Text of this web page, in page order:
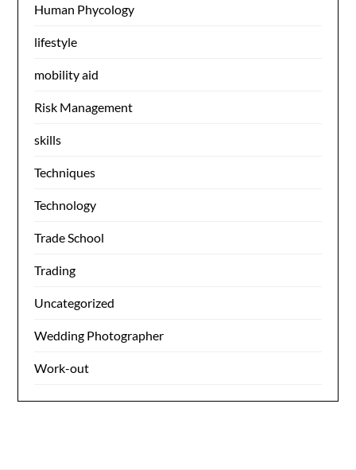
Human Phycology
lifestyle
mobility aid
Risk Management
skills
Techniques
Technology
Trade School
Trading
Uncategorized
Wedding Photographer
Work-out